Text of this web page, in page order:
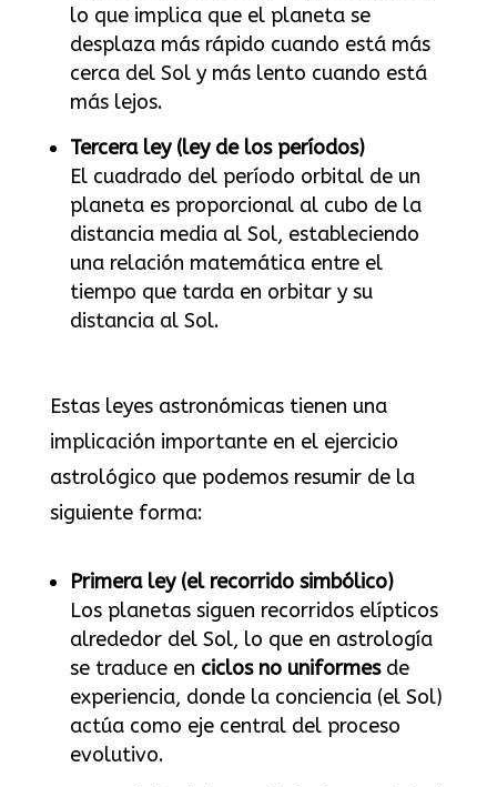
lo que implica que el planeta se
desplaza más rápido cuando está más
cerca del Sol y más lento cuando está
más lejos.
Tercera ley (ley de los períodos)
El cuadrado del período orbital de un
planeta es proporcional al cubo de la
distancia media al Sol, estableciendo
una relación matemática entre el
tiempo que tarda en orbitar y su
distancia al Sol.
Estas leyes astronómicas tienen una
implicación importante en el ejercicio
astrológico que podemos resumir de la
siguiente forma:
Primera ley (el recorrido simbólico)
Los planetas siguen recorridos elípticos
alrededor del Sol, lo que en astrología
se traduce en ciclos no uniformesde
experiencia, donde la conciencia (el Sol)
actúa como eje central del proceso
evolutivo.